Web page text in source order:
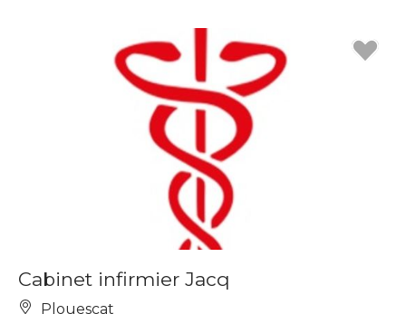
Cabinet infirmier Jacq
Plouescat